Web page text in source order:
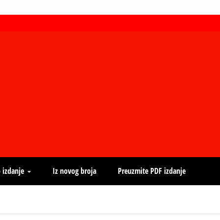
izdanje Iz novog broja Preuzmite PDF izdanje